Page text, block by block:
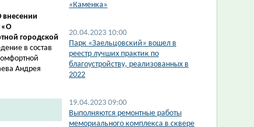
внесении
«О
городской
в состав
Андрея
«Каменка»
20.04.2023 10:00
Парк «Заельцовский» вошел в
реестр лучших практик по
благоустройству, реализованных в
2022
19.04.2023 09:00
Выполняются ремонтные работы
мемориального комплекса в сквере